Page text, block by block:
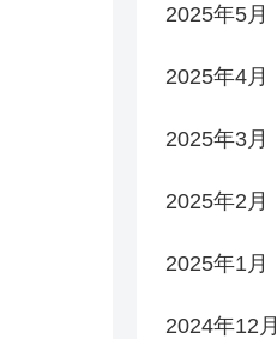
2025年5月
2025年4月
2025年3月
2025年2月
2025年1月
2024年12月